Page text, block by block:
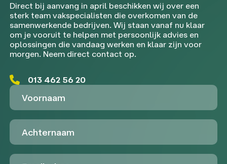
Direct bij aanvang in april beschikken wij over een
sterk team vakspecialisten die overkomen van de
samenwerkende bedrijven. Wij staan vanaf nu klaar
om je vooruit te helpen met persoonlijk advies en
oplossingen die vandaag werken en klaar zijn voor
morgen. Neem direct contact op.
013 462 56 20
Voornaam
Achternaam
Emailadres